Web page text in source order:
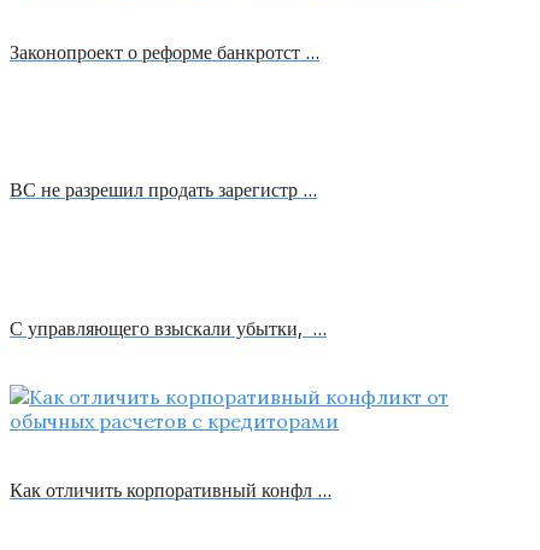
Законопроект о реформе банкротст …
ВС не разрешил продать зарегистр …
С управляющего взыскали убытки, …
Как отличить корпоративный конфл …